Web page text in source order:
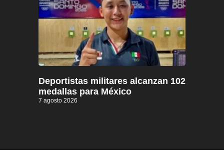
Deportistas militares alcanzan 102
medallas para México
7 agosto 2026